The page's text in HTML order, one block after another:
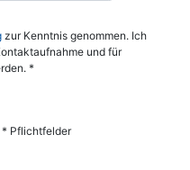
zur Kenntnis genommen. Ich
und für
*
* Pflichtfelder